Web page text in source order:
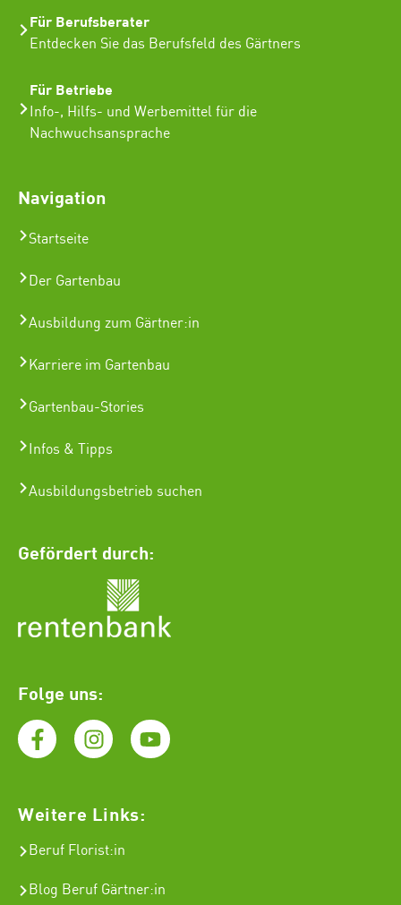
Für Berufsberater
Entdecken Sie das Berufsfeld des Gärtners
Für Betriebe
Info-, Hilfs- und Werbemittel für die
Nachwuchsansprache
Navigation
Startseite
Der Gartenbau
Ausbildung zum Gärtner:in
Karriere im Gartenbau
Gartenbau-Stories
Infos & Tipps
Ausbildungsbetrieb suchen
Gefördert durch:
Folge uns:
Weitere Links:
Beruf Florist:in
Blog Beruf Gärtner:in